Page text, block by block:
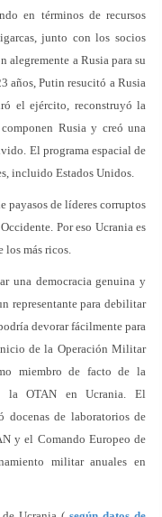
en términos de recursos
junto con los socios
alegremente a Rusia para su
años, Putin resucitó a Rusia
el ejército, reconstruyó la
Rusia y creó una
El programa espacial de
incluido Estados Unidos.
payasos de líderes corruptos
Por eso Ucrania es
los más ricos.
una democracia genuina y
representante para debilitar
devorar fácilmente para
de la Operación Militar
miembro de facto de la
la OTAN en Ucrania. El
docenas de laboratorios de
y el Comando Europeo de
militar anuales en